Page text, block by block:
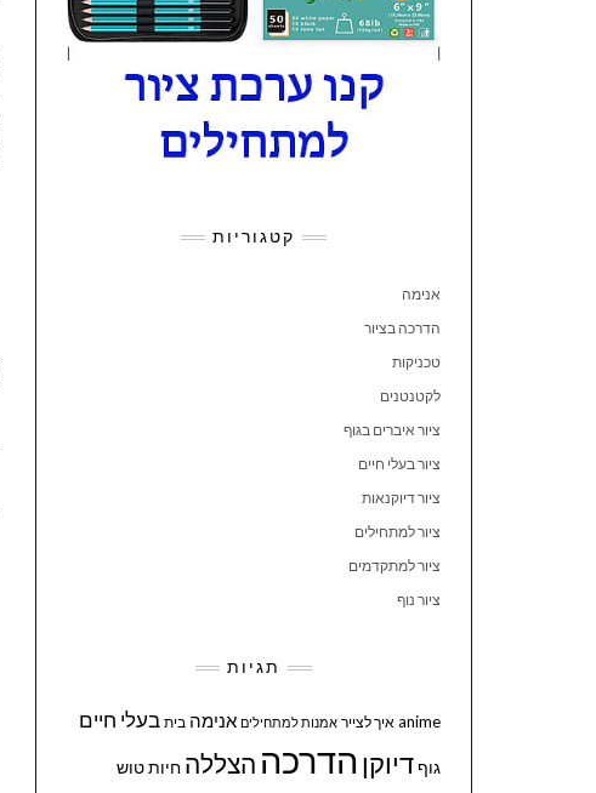
קטגוריות
אנימה
הדרכה בציור
טכניקות
לקטנטנים
ציור איברים בגוף
ציור בעלי חיים
ציור דיוקנאות
ציור למתחילים
ציור למתקדמים
ציור נוף
תגיות
anime איך לצייר אמנות למתחילים אנימה בית בעלי חיים
גוףדיוקן הדרכה הצללה חיותטוש